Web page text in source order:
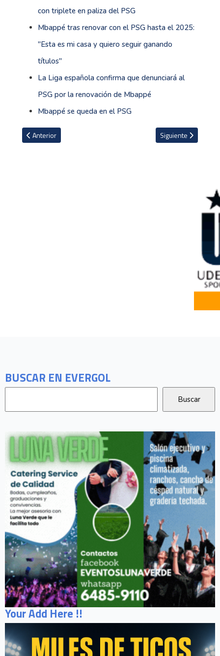
BUSCAR EN EVERGOL
Your Add Here !!
con triplete en paliza del PSG
Mbappé tras renovar con el PSG hasta el 2025:
''Esta es mi casa y quiero seguir ganando
títulos''
La Liga española confirma que denunciará al
PSG por la renovación de Mbappé
Mbappé se queda en el PSG
Artículo anterior: Curiosidades en la vida de Mbappé: novia,
Anterior Artículo siguiente:
Siguiente